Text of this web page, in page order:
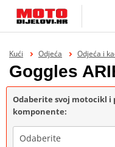
Kući Odjeća Odjeća i
Goggles
Odaberite svoj motocikl
komponente:
Odaberite